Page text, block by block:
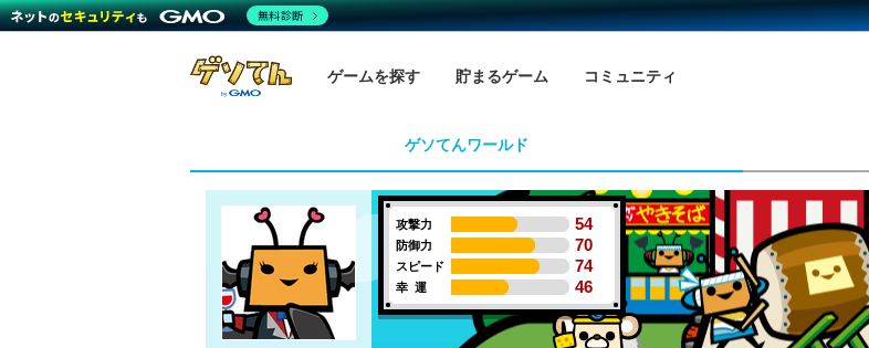
ゲームを探す 貯まるゲーム コミュニティ
ゲソてんワールド
攻撃力 54
防御力 70
スピード 74
幸 運 46
無料診断